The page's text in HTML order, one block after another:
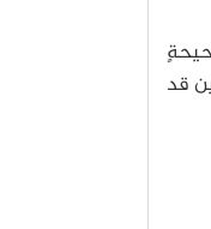
صحيحةٍ
الملقحين قد